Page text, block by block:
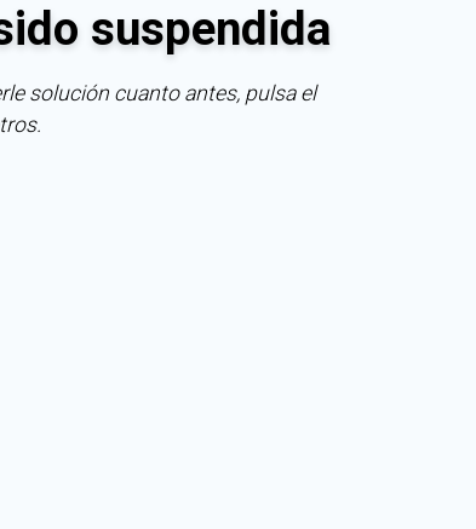
suspendida
solución cuanto antes, pulsa el